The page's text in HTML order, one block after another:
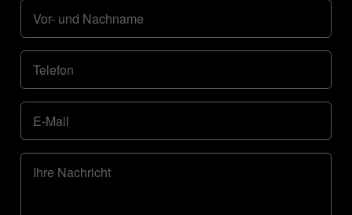
Vor- und Nachname
Telefon
E-Mail
Ihre Nachricht